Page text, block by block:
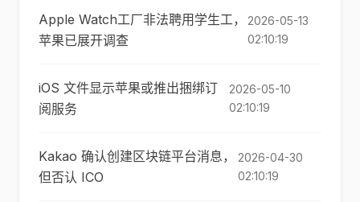
Apple Watch工厂非法聘用学生工，
苹果已展开调查
2026-05-13
02:10:19
iOS 文件显示苹果或推出捆绑订
阅服务
2026-05-10
02:10:19
Kakao 确认创建区块链平台消息，
但否认 ICO
2026-04-30
02:10:19